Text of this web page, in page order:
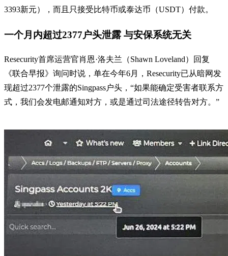
3393新元），而且只接受比特币或泰达币（USDT）付款。
一个月内超过2377户头泄露 与安保系统无关
Resecurity首席运营官肖恩·洛夫兰（Shawn Loveland）回复
《联合早报》询问时说，单在今年6月，Resecurity已从暗网发
现超过2377个泄露的Singpass户头，“如果能确定受害者联系方
式，我们会发电邮通知对方，或是通过司法途径转告对方。”